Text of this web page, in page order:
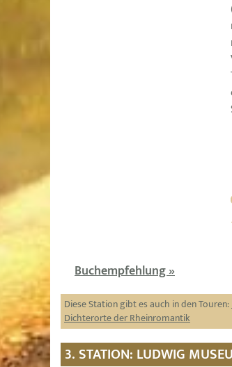
Buchempfehlung »
Diese Station gibt es auch in den Touren:
Dichterorte der Rheinromantik
3. STATION: LUDWIG